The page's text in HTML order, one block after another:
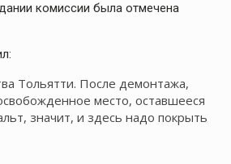
комиссии была отмечена
Тольятти. После демонтажа,
место, оставшееся
значит, и здесь надо покрыть